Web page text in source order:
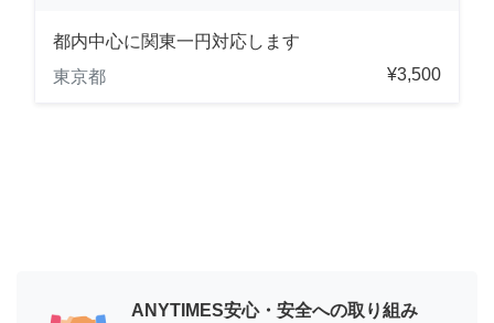
都内中心に関東一円対応します
東京都
¥3,500
ANYTIMES安心・安全への取り組み